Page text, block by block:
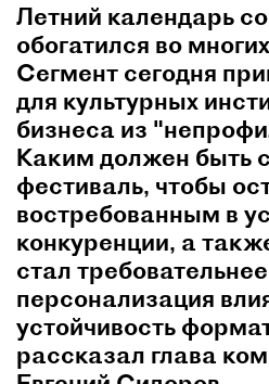
Летний календарь
обогатился во
Сегмент сегодня
для культурных
бизнеса из
Каким должен быть
фестиваль, чтобы
востребованным в
конкуренции, а
стал
персонализация
устойчивость
рассказал глава